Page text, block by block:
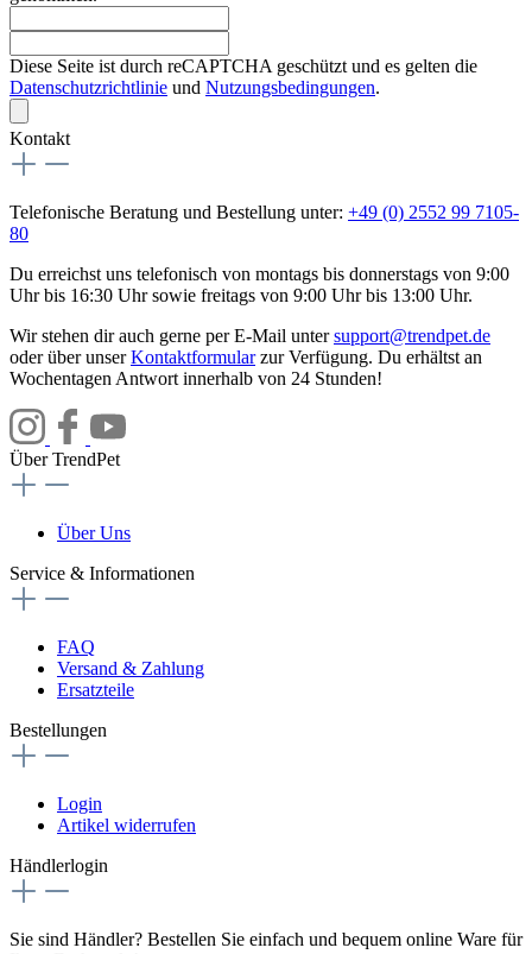
Diese Seite ist durch reCAPTCHA geschützt und es gelten die
Datenschutzrichtlinie und Nutzungsbedingungen.
Kontakt
Telefonische Beratung und Bestellung unter: +49 (0) 2552 99 7105-
80
Du erreichst uns telefonisch von montags bis donnerstags von 9:00
Uhr bis 16:30 Uhr sowie freitags von 9:00 Uhr bis 13:00 Uhr.
Wir stehen dir auch gerne per E-Mail untersupport@trendpet.de
oder über unserKontaktformularzur Verfügung. Du erhältst an
Wochentagen Antwort innerhalb von 24 Stunden!
Über TrendPet
Über Uns
Service & Informationen
FAQ
Versand & Zahlung
Ersatzteile
Bestellungen
Login
Artikel widerrufen
Händlerlogin
Sie sind Händler? Bestellen Sie einfach und bequem online Ware für